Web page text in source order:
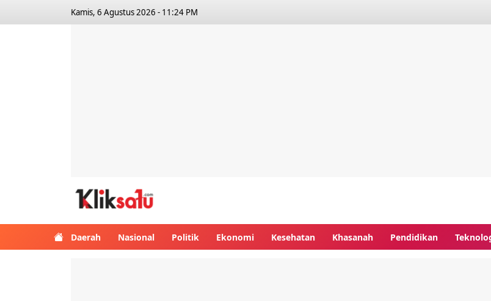
Kamis, 6 Agustus 2026 - 11:24 PM
Daerah Nasional Politik Ekonomi Kesehatan Khasanah Pendidikan